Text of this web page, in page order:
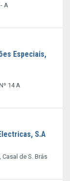
A
Especiais,
14 A
S.A
de S. Brás